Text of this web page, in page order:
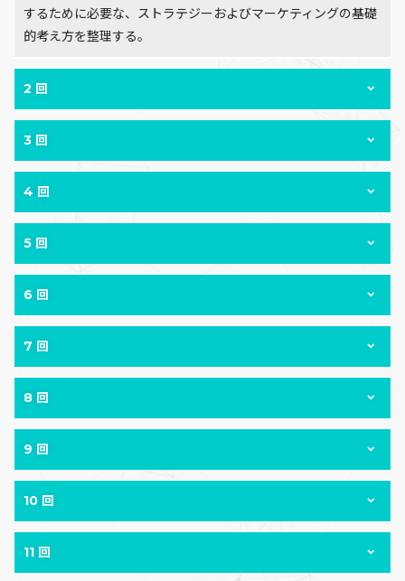
するために必要な、ストラテジーおよびマーケティングの基礎
的考え方を整理する。
2 回
3 回
4 回
5 回
6 回
7 回
8 回
9 回
10 回
11 回